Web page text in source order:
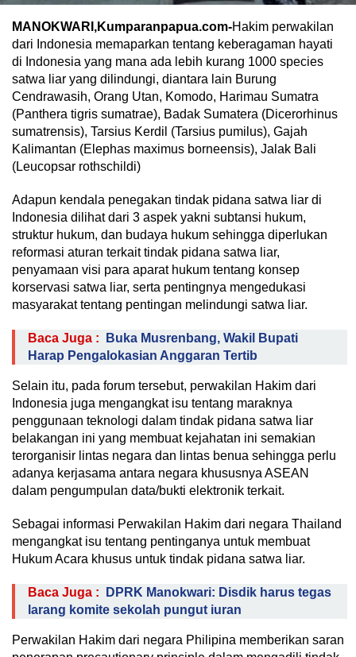
MANOKWARI,Kumparanpapua.com-Hakim perwakilan
dari Indonesia memaparkan tentang keberagaman hayati
di Indonesia yang mana ada lebih kurang 1000 species
satwa liar yang dilindungi, diantara lain Burung
Cendrawasih, Orang Utan, Komodo, Harimau Sumatra
(Panthera tigris sumatrae), Badak Sumatera (Dicerorhinus
sumatrensis), Tarsius Kerdil (Tarsius pumilus), Gajah
Kalimantan (Elephas maximus borneensis), Jalak Bali
(Leucopsar rothschildi)
Adapun kendala penegakan tindak pidana satwa liar di
Indonesia dilihat dari 3 aspek yakni subtansi hukum,
struktur hukum, dan budaya hukum sehingga diperlukan
reformasi aturan terkait tindak pidana satwa liar,
penyamaan visi para aparat hukum tentang konsep
korservasi satwa liar, serta pentingnya mengedukasi
masyarakat tentang pentingan melindungi satwa liar.
Baca Juga :
Buka Musrenbang, Wakil Bupati
Harap Pengalokasian Anggaran Tertib
Selain itu, pada forum tersebut, perwakilan Hakim dari
Indonesia juga mengangkat isu tentang maraknya
penggunaan teknologi dalam tindak pidana satwa liar
belakangan ini yang membuat kejahatan ini semakian
terorganisir lintas negara dan lintas benua sehingga perlu
adanya kerjasama antara negara khususnya ASEAN
dalam pengumpulan data/bukti elektronik terkait.
Sebagai informasi Perwakilan Hakim dari negara Thailand
mengangkat isu tentang pentinganya untuk membuat
Hukum Acara khusus untuk tindak pidana satwa liar.
Baca Juga :
DPRK Manokwari: Disdik harus tegas
larang komite sekolah pungut iuran
Perwakilan Hakim dari negara Philipina memberikan saran